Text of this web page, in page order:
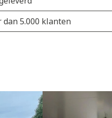
dan 5.000 klanten